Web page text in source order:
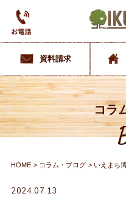
資料請求
コラ
HOME コラム・ブログ いえまち
2024.07.13